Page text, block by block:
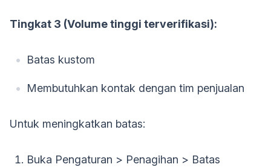
Tingkat 3 (Volume tinggi terverifikasi):
Batas kustom
Membutuhkan kontak dengan tim penjualan
Untuk meningkatkan batas:
Buka Pengaturan > Penagihan > Batas